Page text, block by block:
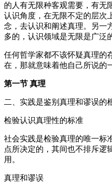
的人有无限种客观需要，有无
认识角度，在无限不定的层次
念，去认识和阐述真理。另一
多的，认识领域是无限是广泛
任何哲学家都不该怀疑真理的
在，那就意味着他自己所说的
第一节 真理
二、实践是鉴别真理和谬误的
检验认识真理性的标准
社会实践是检验真理的唯一标
点所决定的，其间也不排斥逻
用。
真理和谬误